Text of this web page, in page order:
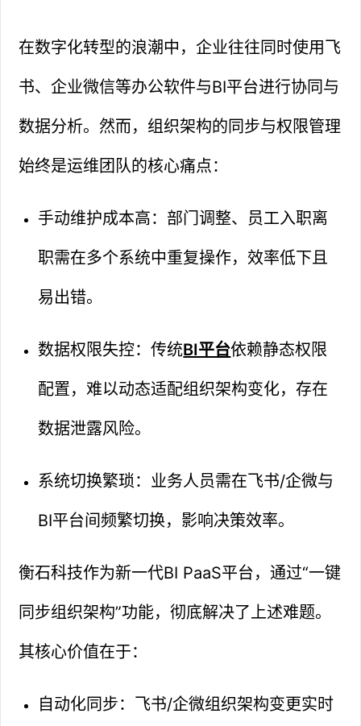
在数字化转型的浪潮中，企业往往同时使用飞
书、企业微信等办公软件与BI平台进行协同与
数据分析。然而，组织架构的同步与权限管理
始终是运维团队的核心痛点：
手动维护成本高：部门调整、员工入职离
职需在多个系统中重复操作，效率低下且
易出错。
数据权限失控：传统BI平台依赖静态权限
配置，难以动态适配组织架构变化，存在
数据泄露风险。
系统切换繁琐：业务人员需在飞书/企微与
BI平台间频繁切换，影响决策效率。
衡石科技作为新一代BI PaaS平台，通过“一键
同步组织架构”功能，彻底解决了上述难题。
其核心价值在于：
自动化同步：飞书/企微组织架构变更实时